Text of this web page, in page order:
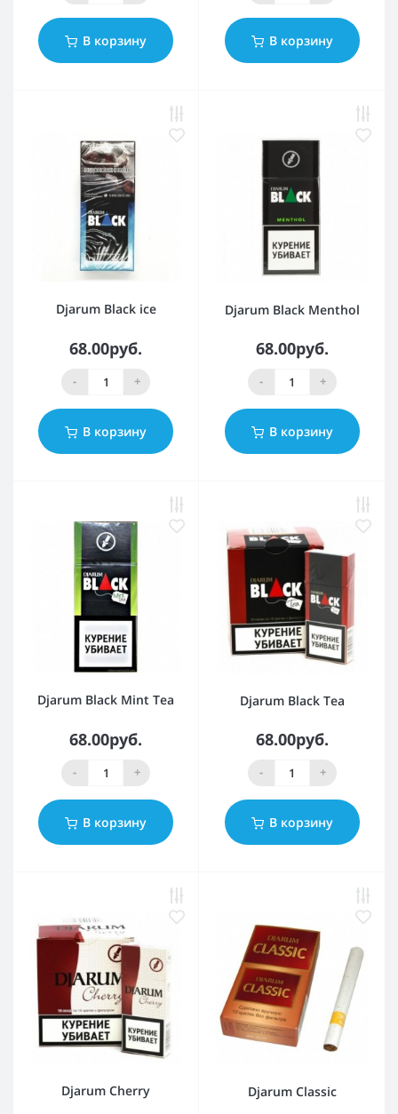
В корзину В корзину
Djarum Black ice
68.00руб.
- +
В корзину
Djarum Black Menthol
68.00руб.
- +
В корзину
Djarum Black Mint Tea
68.00руб.
- +
В корзину
Djarum Black Tea
68.00руб.
- +
В корзину
Djarum Cherry Djarum Classic